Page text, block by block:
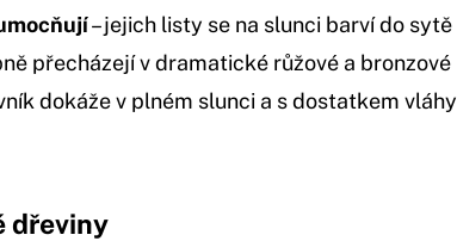
– jejich listy se na slunci barví do sytě
přecházejí v dramatické růžové a bronzové
dokáže v plném slunci a s dostatkem vláhy
dřeviny